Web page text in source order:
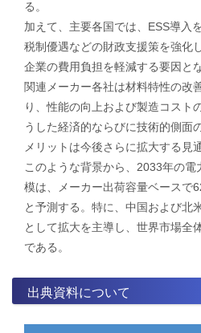
る。
加えて、主要各国では、ESS導入
税制優遇などの財政支援策を強化
企業の費用負担を軽減する要因と
関連メーカー各社は材料特性の改
り、性能の向上および製造コスト
うした経済的ならびに技術的側面
メリットは今後さらに拡大する見
このような背景から、2033年の電
模は、メーカー出荷容量ベースで
と予測する。特に、中国および北
として拡大を主導し、世界市場全
である。
出典資料について